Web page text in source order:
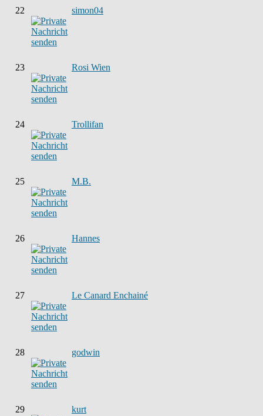
22 simon04
23 Rosi Wien
24 Trollifan
25 M.B.
26 Hannes
27 Le Canard Enchainé
28 godwin
29 kurt